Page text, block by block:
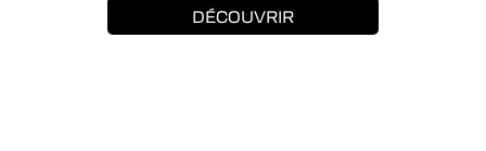
DÉCOUVRIR